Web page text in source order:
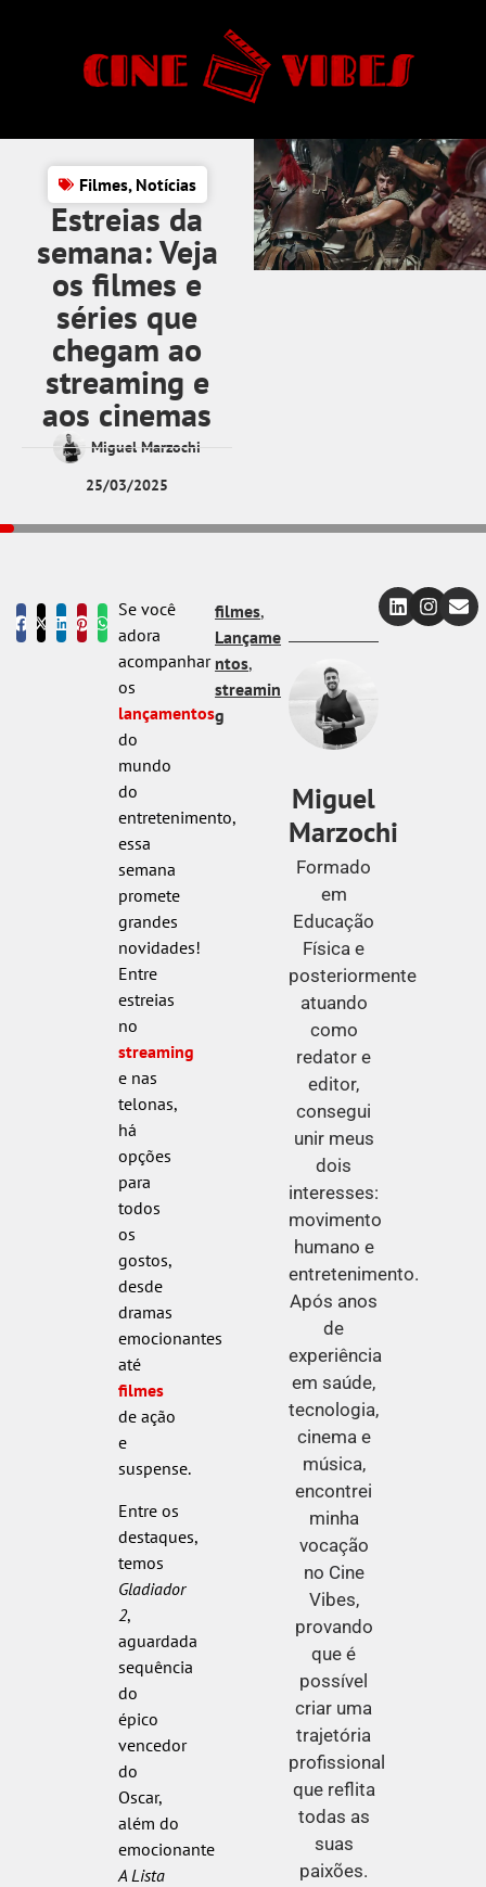
Filmes, Notícias
Estreias da
semana: Veja
os filmes e
séries que
chegam ao
streaming e
aos cinemas
Miguel Marzochi
25/03/2025
Se você
adora
acompanhar
os
lançamentos
do
mundo
do
entretenimento,
essa
semana
promete
grandes
novidades!
Entre
estreias
no
streaming
e nas
telonas,
há
opções
para
todos
os
gostos,
desde
dramas
emocionantes
até
filmes
de ação
e
suspense.
Entre os
destaques,
temos
Gladiador
2,
aguardada
sequência
do
épico
vencedor
do
Oscar,
além do
emocionante
A Lista
filmes,
Lançame
ntos,
streamin
g
Miguel
Marzochi
Formado
em
Educação
Física e
posteriormente
atuando
como
redator e
editor,
consegui
unir meus
dois
interesses:
movimento
humano e
entretenimento.
Após anos
de
experiência
em saúde,
tecnologia,
cinema e
música,
encontrei
minha
vocação
no Cine
Vibes,
provando
que é
possível
criar uma
trajetória
profissional
que reflita
todas as
suas
paixões.